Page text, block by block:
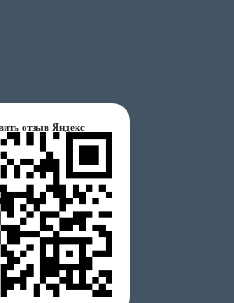
отзыв Яндекс